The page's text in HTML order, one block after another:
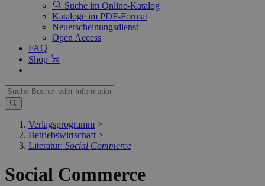
Suche im Online-Katalog
Kataloge im PDF-Format
Neuerscheinungsdienst
Open Access
FAQ
Shop
Verlagsprogramm >
Betriebswirtschaft >
Literatur: Social Commerce
Social Commerce